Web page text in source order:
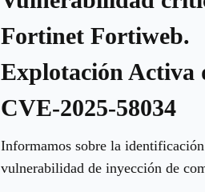
Fortinet Fortiweb.
Explotación Activa
CVE-2025-58034
Informamos sobre la
vulnerabilidad de inyección de